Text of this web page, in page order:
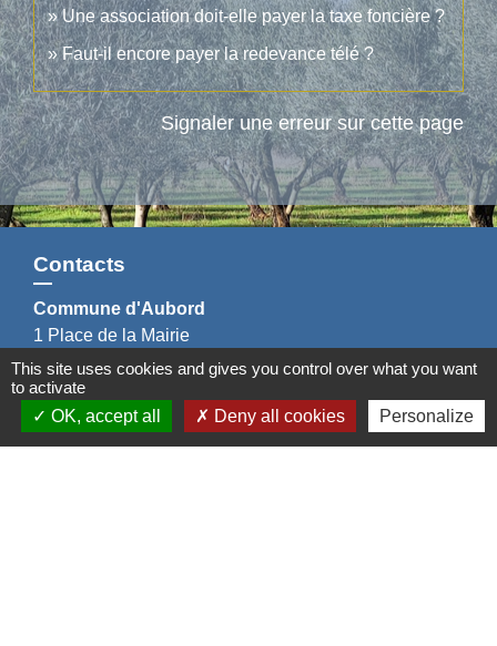
Une association doit-elle payer la taxe foncière ?
Faut-il encore payer la redevance télé ?
Signaler une erreur sur cette page
Contacts
Commune d'Aubord
1 Place de la Mairie
30620 Aubord - FRANCE
+33 4 66 71 12 65
Contact par formulaire
This site uses cookies and gives you control over what you want
to activate
OK, accept all
Deny all cookies Personalize